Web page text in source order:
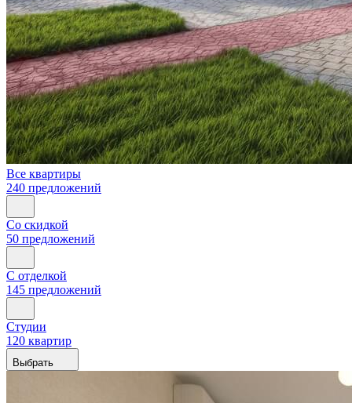
Все квартиры
240 предложений
Со скидкой
50 предложений
С отделкой
145 предложений
Студии
120 квартир
Выбрать